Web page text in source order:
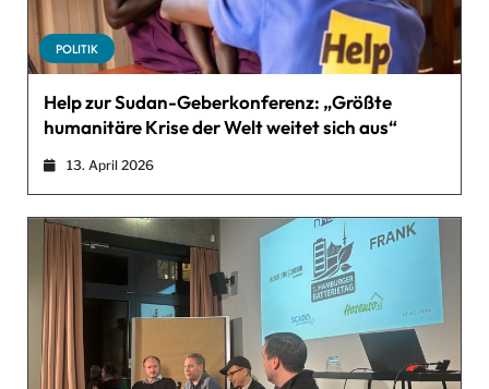
POLITIK
Help zur Sudan-Geberkonferenz: „Größte
humanitäre Krise der Welt weitet sich aus“
13. April 2026